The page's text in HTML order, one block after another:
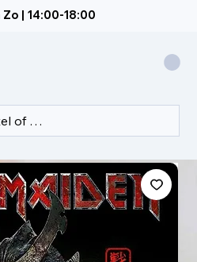
| 14:00-18:00